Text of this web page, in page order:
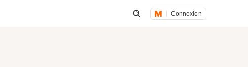
Connexion